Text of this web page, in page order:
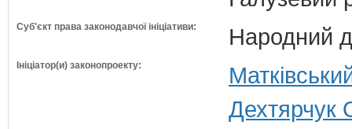
Суб'єкт права законодавчої ініціативи: Народний
Ініціатор(и) законопроекту:
Дехтярчук